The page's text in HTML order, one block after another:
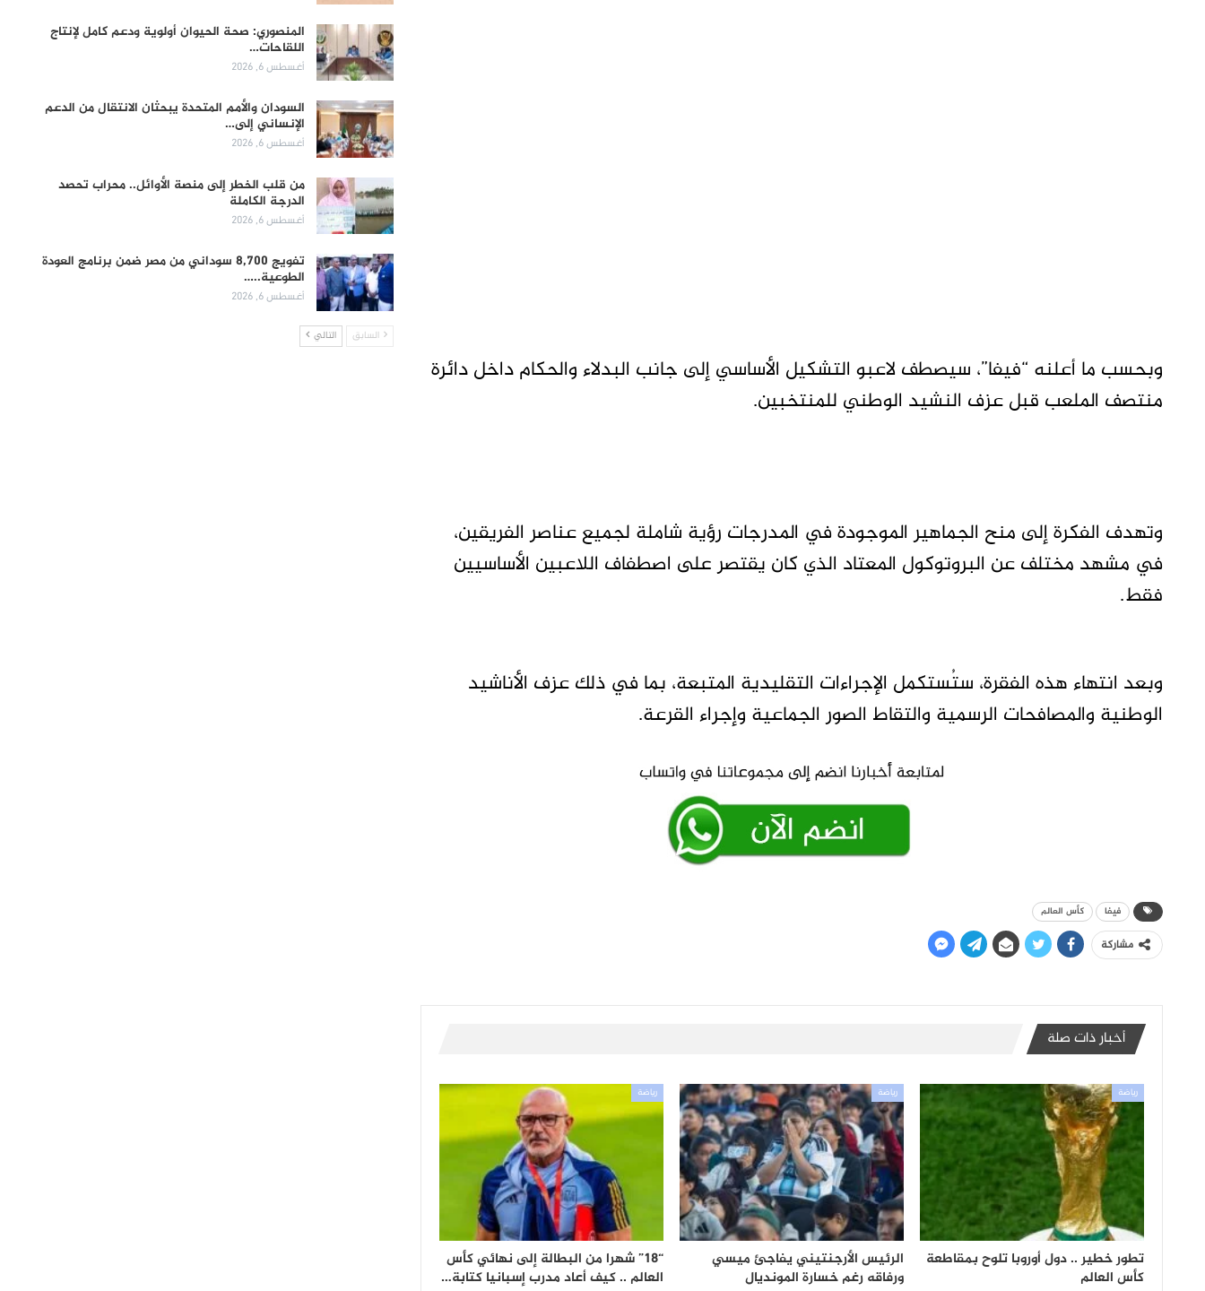
وبحسب ما أعلنه “فيفا”، سيصطف لاعبو التشكيل الأساسي إلى جانب البدلاء والحكام داخل دائرة
منتصف الملعب قبل عزف النشيد الوطني للمنتخبين.
وتهدف الفكرة إلى منح الجماهير الموجودة في المدرجات رؤية شاملة لجميع عناصر الفريقين،
في مشهد مختلف عن البروتوكول المعتاد الذي كان يقتصر على اصطفاف اللاعبين الأساسيين
فقط.
وبعد انتهاء هذه الفقرة، ستُستكمل الإجراءات التقليدية المتبعة، بما في ذلك عزف الأناشيد
الوطنية والمصافحات الرسمية والتقاط الصور الجماعية وإجراء القرعة.
فيفا كأس العالم
مشاركة
أخبار ذات صلة
رياضة
تطور خطير .. دول أوروبا تلوح بمقاطعة
كأس العالم
رياضة
الرئيس الأرجنتيني يفاجئ ميسي
ورفاقه رغم خسارة المونديال
رياضة
“18” شهرا من البطالة إلى نهائي كأس
العالم .. كيف أعاد مدرب إسبانيا كتابة…
المنصوري: صحة الحيوان أولوية ودعم كامل لإنتاج
اللقاحات…
أغسطس 6, 2026
السودان والأمم المتحدة يبحثان الانتقال من الدعم
الإنساني إلى…
أغسطس 6, 2026
من قلب الخطر إلى منصة الأوائل.. محراب تحصد
الدرجة الكاملة
أغسطس 6, 2026
تفويج 8,700 سوداني من مصر ضمن برنامج العودة
الطوعية..…
أغسطس 6, 2026
السابق التالي